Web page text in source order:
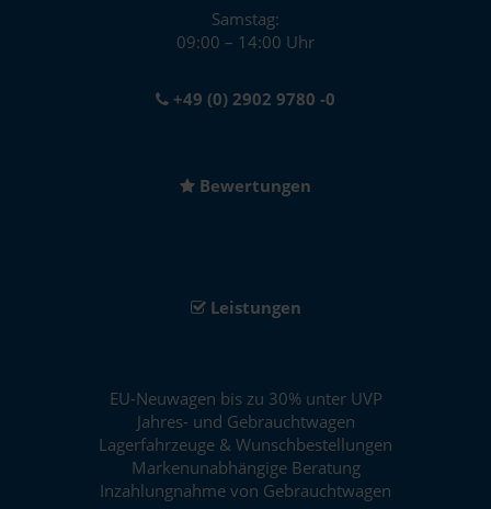
Samstag:
09:00 – 14:00 Uhr
+49 (0) 2902 9780 -0
Bewertungen
Leistungen
EU-Neuwagen bis zu 30% unter UVP
Jahres- und Gebrauchtwagen
Lagerfahrzeuge & Wunschbestellungen
Markenunabhängige Beratung
Inzahlungnahme von Gebrauchtwagen